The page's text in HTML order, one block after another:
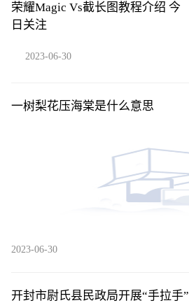
荣耀Magic Vs截长图教程介绍 今
日关注
2023-06-30
一树梨花压海棠是什么意思
2023-06-30
开封市尉氏县民政局开展“手拉手”